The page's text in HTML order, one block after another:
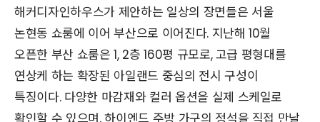
해커디자인하우스가 제안하는 일상의 장면들은 서울
논현동 쇼룸에 이어 부산으로 이어진다. 지난해 10월
오픈한 부산 쇼룸은 1, 2층 160평 규모로, 고급 평형대를
연상케 하는 확장된 아일랜드 중심의 전시 구성이
특징이다. 다양한 마감재와 컬러 옵션을 실제 스케일로